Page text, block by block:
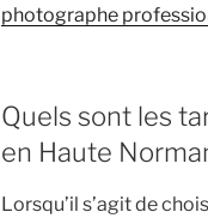
photographe
Quels sont les
en Haute
Lorsqu’il s’agit de